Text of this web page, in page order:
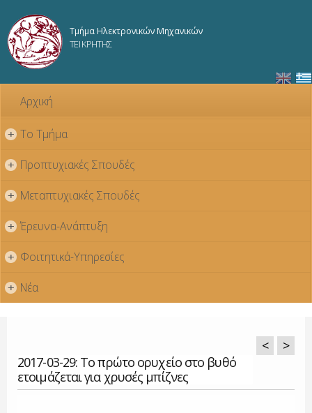
κυρίως
Τμήμα Ηλεκτρονικών Μηχανικών
ΤΕΙ ΚΡΗΤΗΣ
Αρχική
+ Το Τμήμα
+ Προπτυχιακές Σπουδές
+ Μεταπτυχιακές Σπουδές
+ Έρευνα-Ανάπτυξη
+ Φοιτητικά-Υπηρεσίες
+ Νέα
2017-03-29: Το πρώτο ορυχείο στο βυθό
ετοιμάζεται για χρυσές μπίζνες
< >